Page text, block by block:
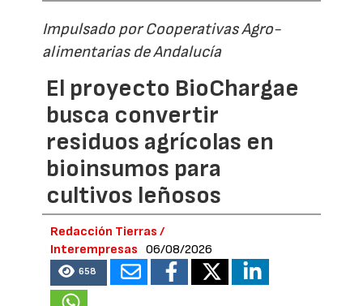
Impulsado por Cooperativas Agro-
alimentarias de Andalucía
El proyecto BioChargae
busca convertir
residuos agrícolas en
bioinsumos para
cultivos leñosos
Redacción Tierras /
Interempresas
06/08/2026
658